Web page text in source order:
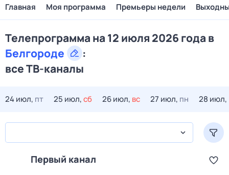
Главная Моя программа Премьеры недели
Телепрограмма на 12 июля 2026 года в
Белгороде
:
все ТВ-каналы
24 июл, пт 25 июл,сб 26 июл, вс 27 июл, пн 28 июл,
Первый канал